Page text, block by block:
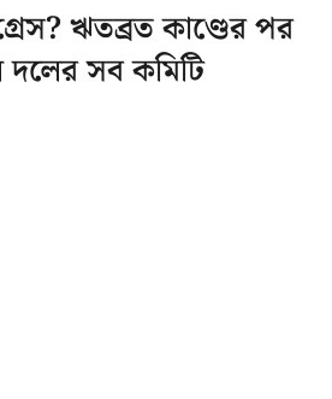
ঋতব্রত কাণ্ডের পর
সব কমিটি